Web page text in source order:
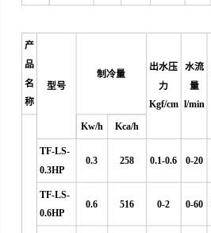
产
品
名
称
型号
制冷量
出水压
力
Kgf/cm
水流
量
l/min
Kw/h Kca/h
TF-LS-
0.3HP
0.3 258 0.1-0.6 0-20
TF-LS-
0.6HP
0.6 516 0-2 0-60